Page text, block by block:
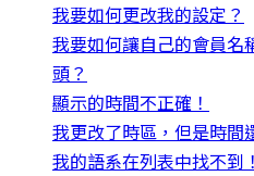
我要如何更改我的設定？
我要如何讓自己的會員名
頭？
顯示的時間不正確！
我更改了時區，但是時間
我的語系在列表中找不到！